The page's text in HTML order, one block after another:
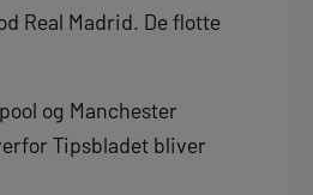
Real Madrid. De flotte
og Manchester
Tipsbladet bliver